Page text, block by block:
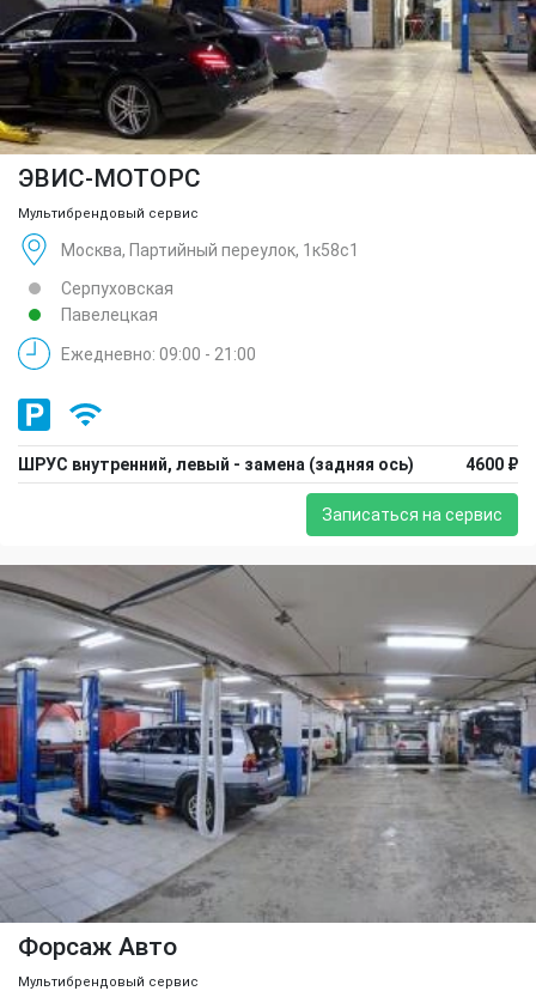
ЭВИС-МОТОРС
Мультибрендовый сервис
Москва, Партийный переулок, 1к58с1
Серпуховская
Павелецкая
Ежедневно: 09:00 - 21:00
ШРУС внутренний, левый - замена (задняя ось) 4600 ₽
Записаться на сервис
Форсаж Авто
Мультибрендовый сервис